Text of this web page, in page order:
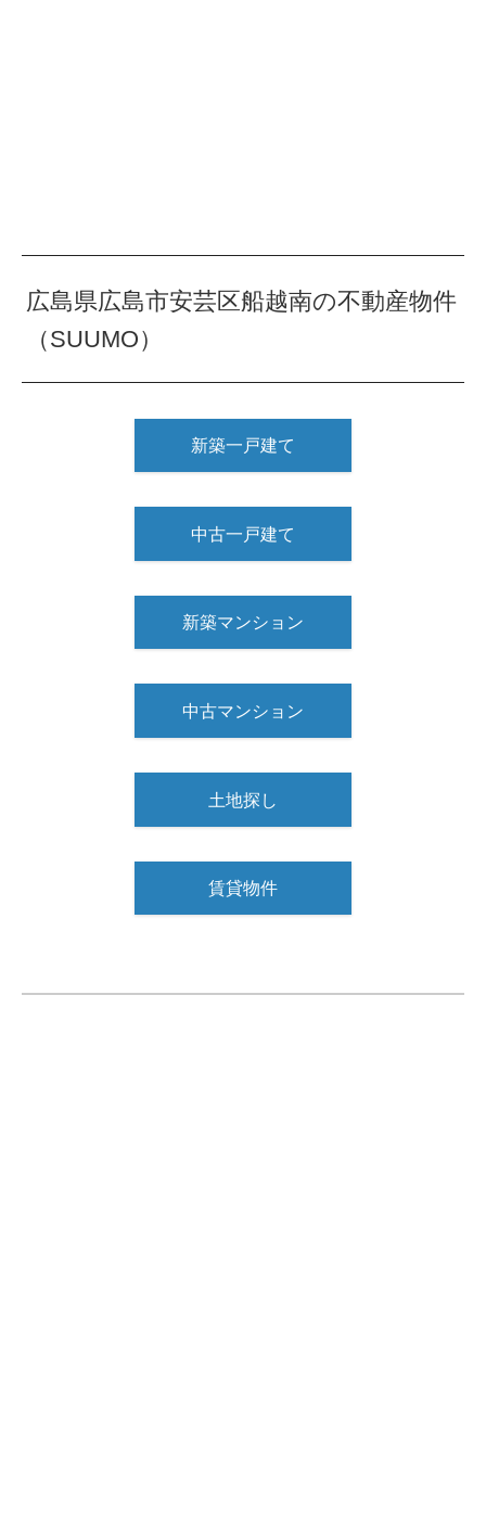
広島県広島市安芸区船越南の不動産物件
（SUUMO）
新築一戸建て
中古一戸建て
新築マンション
中古マンション
土地探し
賃貸物件